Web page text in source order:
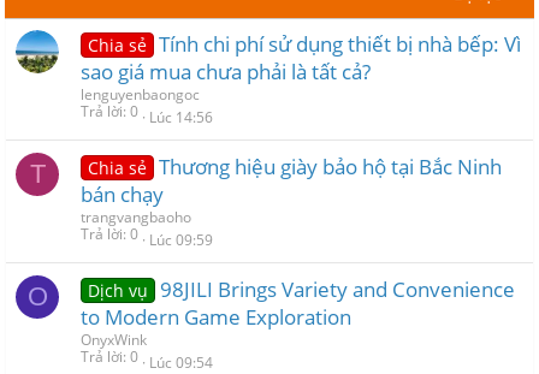
Chia sẻ Tính chi phí sử dụng thiết bị nhà bếp: Vì
sao giá mua chưa phải là tất cả?
lenguyenbaongoc
Trả lời 0 Lúc 14:56
T Chia sẻ Thương hiệu giày bảo hộ tại Bắc Ninh
bán chạy
trangvangbaoho
Trả lời 0 Lúc 09:59
O Dịch vụ
98JILI Brings Variety and Convenience
to Modern Game Exploration
OnyxWink
Trả lời 0 Lúc 09:54